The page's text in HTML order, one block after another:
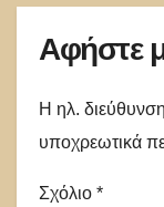
Αφήστε
Η ηλ.
υποχρεωτικά
Σχόλιο *